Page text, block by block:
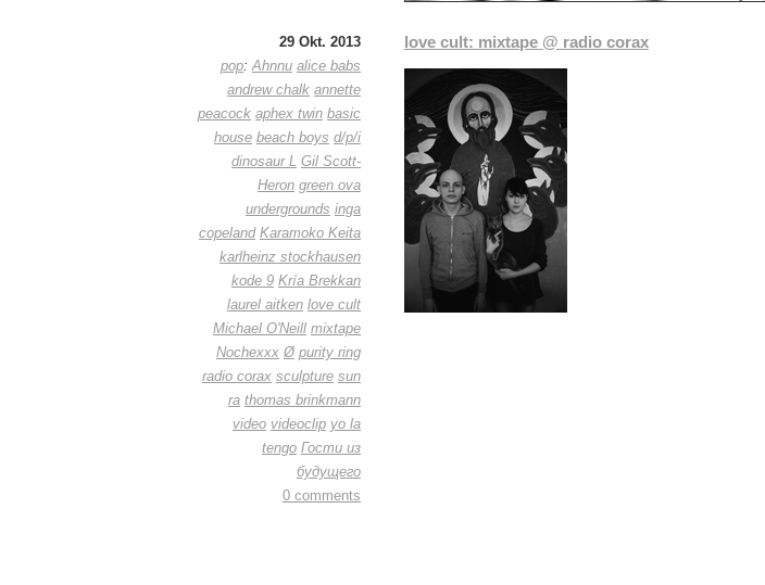
29 Okt. 2013
pop:Ahnnu alice babs
andrew chalk annette
peacock aphex twin basic
house beach boys d/p/i
dinosaur L Gil Scott-
Heron green ova
undergrounds inga
copeland Karamoko Keita
karlheinz stockhausen
kode 9 Kría Brekkan
laurel aitken love cult
Michael O'Neill mixtape
Nochexxx Ø purity ring
radio corax sculpture sun
ra thomas brinkmann
video videoclip yo la
tengo Гости из
будущего
0 comments
love cult: mixtape @ radio corax